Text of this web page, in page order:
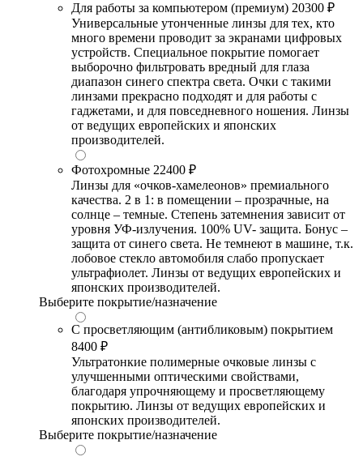
Для работы за компьютером (премиум) 20300 ₽
Универсальные утонченные линзы для тех, кто
много времени проводит за экранами цифровых
устройств. Специальное покрытие помогает
выборочно фильтровать вредный для глаза
диапазон синего спектра света. Очки с такими
линзами прекрасно подходят и для работы с
гаджетами, и для повседневного ношения. Линзы
от ведущих европейских и японских
производителей.
Фотохромные 22400 ₽
Линзы для «очков-хамелеонов» премиального
качества. 2 в 1: в помещении – прозрачные, на
солнце – темные. Степень затемнения зависит от
уровня УФ-излучения. 100% UV- защита. Бонус –
защита от синего света. Не темнеют в машине, т.к.
лобовое стекло автомобиля слабо пропускает
ультрафиолет. Линзы от ведущих европейских и
японских производителей.
Выберите покрытие/назначение
С просветляющим (антибликовым) покрытием
8400 ₽
Ультратонкие полимерные очковые линзы с
улучшенными оптическими свойствами,
благодаря упрочняющему и просветляющему
покрытию. Линзы от ведущих европейских и
японских производителей.
Выберите покрытие/назначение